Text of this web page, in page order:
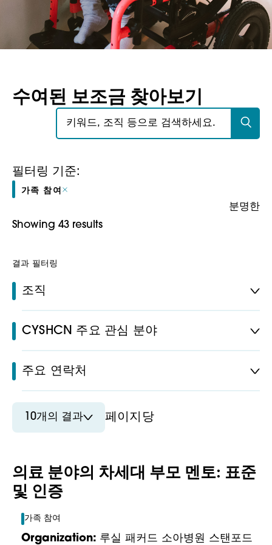
수여된 보조금 찾아보기
검색:
필터링 기준:
가족 참여
분명한
Showing 43 results
결과 필터링
조직
CYSHCN 주요 관심 분야
주요 연락처
10개의 결과 페이지당
의료 분야의 차세대 부모 멘토: 표준
및 인증
가족 참여
Organization: 루실 패커드 소아병원 스탠포드